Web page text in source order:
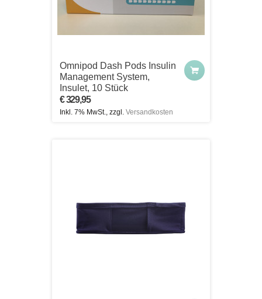
Omnipod Dash Pods Insulin
Management System,
Insulet, 10 Stück
€ 329,95
Inkl. 7% MwSt., zzgl. Versandkosten